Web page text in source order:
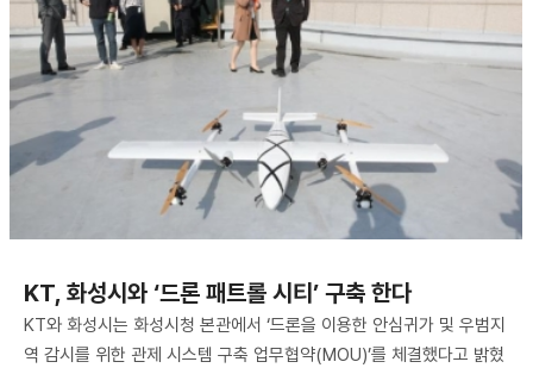
KT, 화성시와 ‘드론 패트롤 시티’ 구축 한다
KT와 화성시는 화성시청 본관에서 ‘드론을 이용한 안심귀가 및 우범지
역 감시를 위한 관제 시스템 구축 업무협약(MOU)’를 체결했다고 밝혔